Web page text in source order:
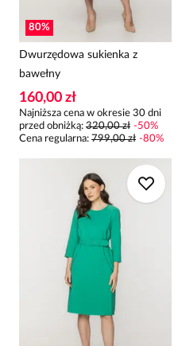
80%
Dwurzędowa sukienka z
bawełny
160,00 zł
Najniższa cena w okresie 30 dni
przed obniżką: 320,00 zł -50%
Cena regularna: 799,00 zł -80%